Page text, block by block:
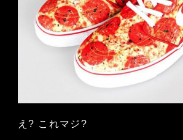
え? これマジ?